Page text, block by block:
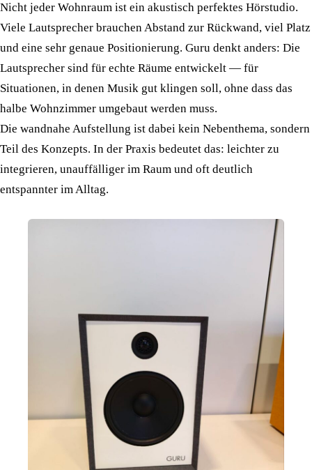
Nicht jeder Wohnraum ist ein akustisch perfektes Hörstudio.
Viele Lautsprecher brauchen Abstand zur Rückwand, viel Platz
und eine sehr genaue Positionierung. Guru denkt anders: Die
Lautsprecher sind für echte Räume entwickelt — für
Situationen, in denen Musik gut klingen soll, ohne dass das
halbe Wohnzimmer umgebaut werden muss.
Die wandnahe Aufstellung ist dabei kein Nebenthema, sondern
Teil des Konzepts. In der Praxis bedeutet das: leichter zu
integrieren, unauffälliger im Raum und oft deutlich
entspannter im Alltag.